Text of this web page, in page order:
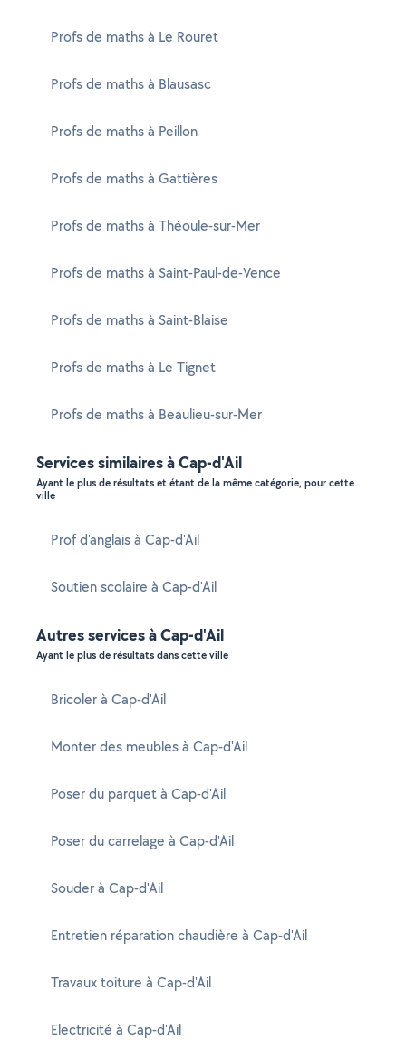
Profs de maths à Le Rouret
Profs de maths à Blausasc
Profs de maths à Peillon
Profs de maths à Gattières
Profs de maths à Théoule-sur-Mer
Profs de maths à Saint-Paul-de-Vence
Profs de maths à Saint-Blaise
Profs de maths à Le Tignet
Profs de maths à Beaulieu-sur-Mer
Services similaires à Cap-d'Ail
Ayant le plus de résultats et étant de la même catégorie, pour cette
ville
Prof d'anglais à Cap-d'Ail
Soutien scolaire à Cap-d'Ail
Autres services à Cap-d'Ail
Ayant le plus de résultats dans cette ville
Bricoler à Cap-d'Ail
Monter des meubles à Cap-d'Ail
Poser du parquet à Cap-d'Ail
Poser du carrelage à Cap-d'Ail
Souder à Cap-d'Ail
Entretien réparation chaudière à Cap-d'Ail
Travaux toiture à Cap-d'Ail
Electricité à Cap-d'Ail